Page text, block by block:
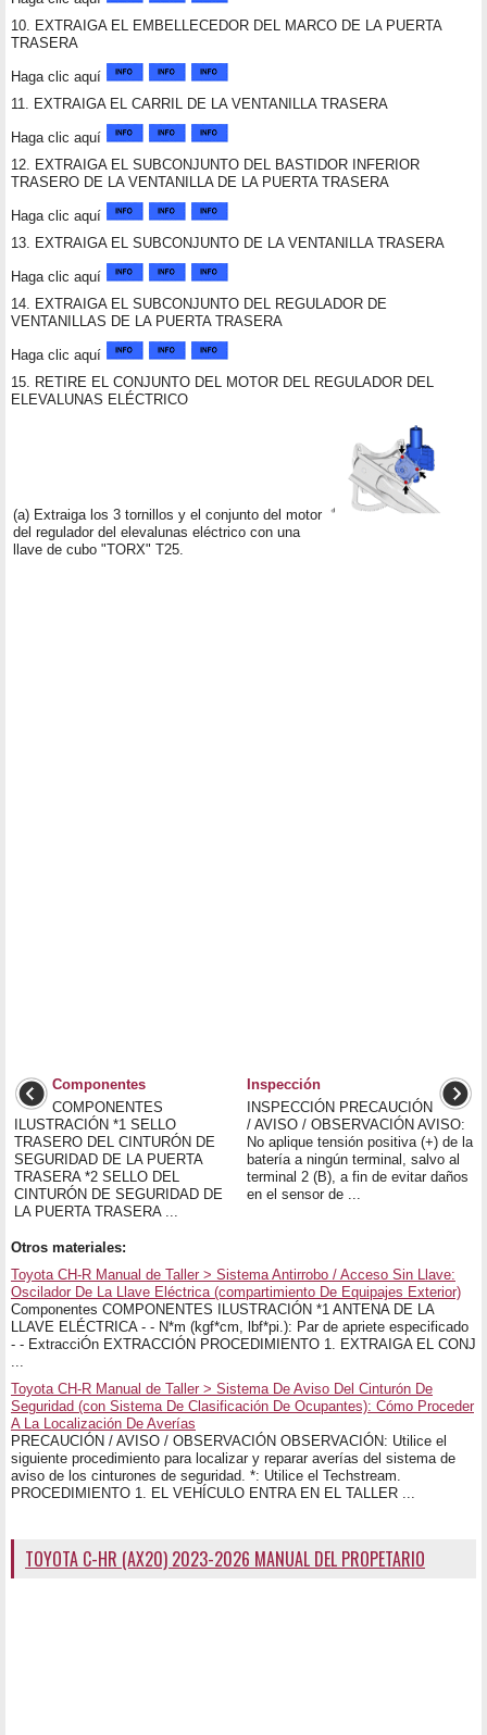
10. EXTRAIGA EL EMBELLECEDOR DEL MARCO DE LA PUERTA
TRASERA
Haga clic aquí
11. EXTRAIGA EL CARRIL DE LA VENTANILLA TRASERA
Haga clic aquí
12. EXTRAIGA EL SUBCONJUNTO DEL BASTIDOR INFERIOR
TRASERO DE LA VENTANILLA DE LA PUERTA TRASERA
Haga clic aquí
13. EXTRAIGA EL SUBCONJUNTO DE LA VENTANILLA TRASERA
Haga clic aquí
14. EXTRAIGA EL SUBCONJUNTO DEL REGULADOR DE
VENTANILLAS DE LA PUERTA TRASERA
Haga clic aquí
15. RETIRE EL CONJUNTO DEL MOTOR DEL REGULADOR DEL
ELEVALUNAS ELÉCTRICO
(a) Extraiga los 3 tornillos y el conjunto del motor
del regulador del elevalunas eléctrico con una
llave de cubo "TORX" T25.
Componentes
COMPONENTES
ILUSTRACIÓN *1 SELLO
TRASERO DEL CINTURÓN DE
SEGURIDAD DE LA PUERTA
TRASERA *2 SELLO DEL
CINTURÓN DE SEGURIDAD DE
LA PUERTA TRASERA ...
Inspección
INSPECCIÓN PRECAUCIÓN
/ AVISO / OBSERVACIÓN AVISO:
No aplique tensión positiva (+) de la
batería a ningún terminal, salvo al
terminal 2 (B), a fin de evitar daños
en el sensor de ...
Otros materiales:
Toyota CH-R Manual de Taller > Sistema Antirrobo / Acceso Sin Llave:
Oscilador De La Llave Eléctrica (compartimiento De Equipajes Exterior)
Componentes COMPONENTES ILUSTRACIÓN *1 ANTENA DE LA
LLAVE ELÉCTRICA - - N*m (kgf*cm, lbf*pi.): Par de apriete especificado
- - ExtracciÓn EXTRACCIÓN PROCEDIMIENTO 1. EXTRAIGA EL CONJ
...
Toyota CH-R Manual de Taller > Sistema De Aviso Del Cinturón De
Seguridad (con Sistema De Clasificación De Ocupantes): Cómo Proceder
A La Localización De Averías
PRECAUCIÓN / AVISO / OBSERVACIÓN OBSERVACIÓN: Utilice el
siguiente procedimiento para localizar y reparar averías del sistema de
aviso de los cinturones de seguridad. *: Utilice el Techstream.
PROCEDIMIENTO 1. EL VEHÍCULO ENTRA EN EL TALLER ...
TOYOTA C-HR (AX20) 2023-2026 MANUAL DEL PROPETARIO